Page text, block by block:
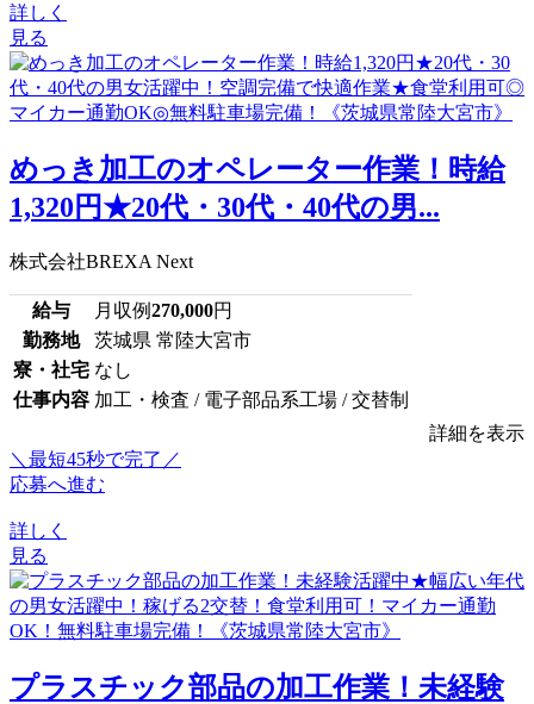
詳しく
見る
めっき加工のオペレーター作業！時給
1,320円★20代・30代・40代の男...
株式会社BREXA Next
給与 月収例270,000円
勤務地
茨城県 常陸大宮市
寮・社宅 なし
仕事内容 加工・検査 / 電子部品系工場 / 交替制
詳細を表示
＼最短45秒で完了／
応募へ進む
詳しく
見る
プラスチック部品の加工作業！未経験